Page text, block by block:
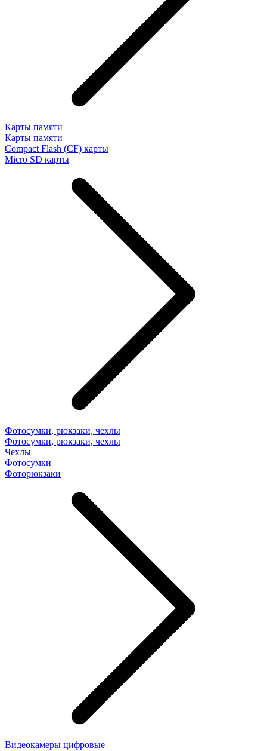
Карты памяти
Карты памяти
Compact Flash (CF) карты
Micro SD карты
Фотосумки, рюкзаки, чехлы
Фотосумки, рюкзаки, чехлы
Чехлы
Фотосумки
Фоторюкзаки
Видеокамеры цифровые